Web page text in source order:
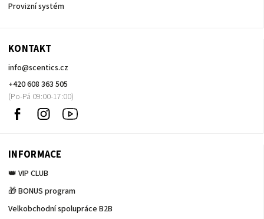
Provizní systém
KONTAKT
info@scentics.cz
+420 608 363 505
Facebook Instagram
na
INFORMACE
👑 VIP CLUB
🎁 BONUS program
Velkobchodní spolupráce B2B